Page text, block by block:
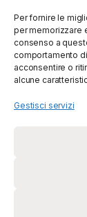
Per fornire le
per memorizzare
consenso a
comportamento
acconsentire o
alcune
Gestisci servizi